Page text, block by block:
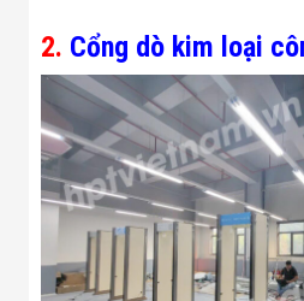
2. Cổng dò kim loại